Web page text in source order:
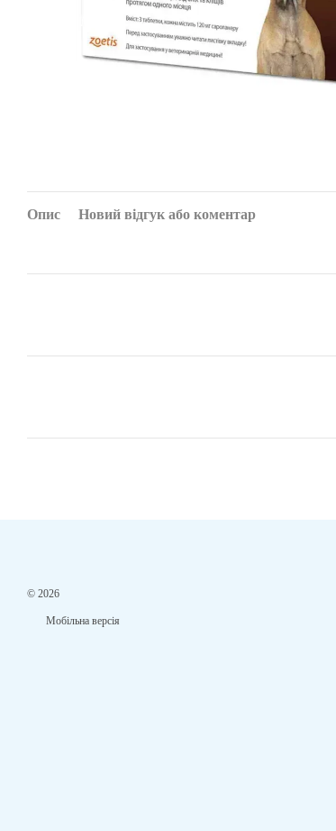
Опис Новий відгук або коментар
© 2026
Мобільна версія